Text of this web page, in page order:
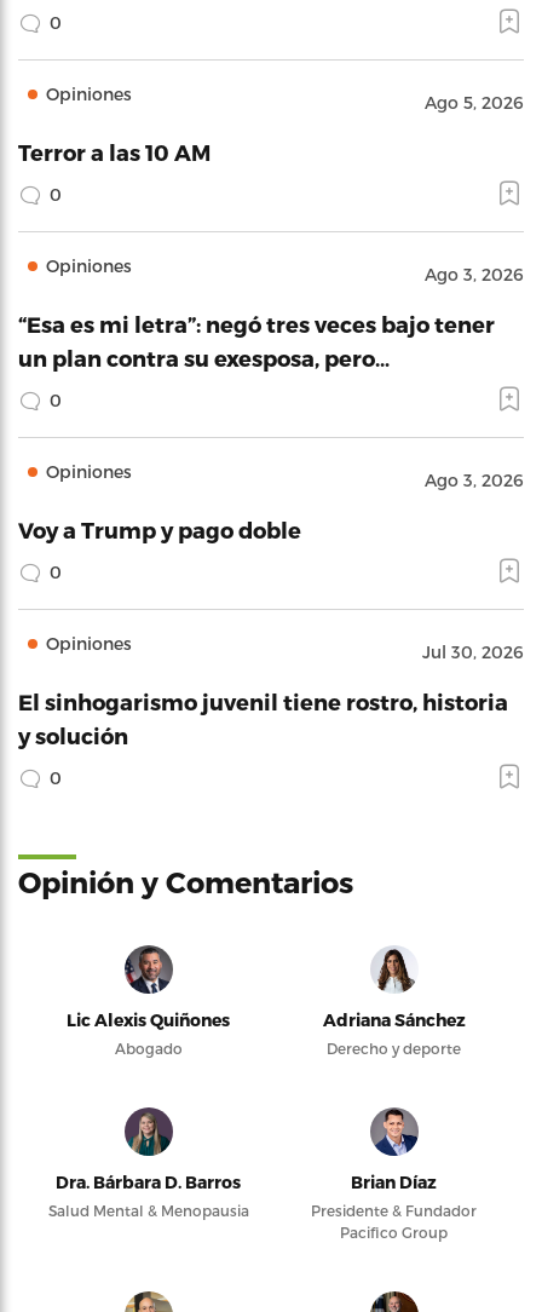
0
Opiniones Ago 5, 2026
Terror a las 10 AM
0
Opiniones Ago 3, 2026
“Esa es mi letra”: negó tres veces bajo tener
un plan contra su exesposa, pero…
0
Opiniones Ago 3, 2026
Voy a Trump y pago doble
0
Opiniones Jul 30, 2026
El sinhogarismo juvenil tiene rostro, historia
y solución
0
Opinión y Comentarios
Lic Alexis Quiñones
Abogado
Adriana Sánchez
Derecho y deporte
Dra. Bárbara D. Barros
Salud Mental & Menopausia
Brian Díaz
Presidente & Fundador
Pacifico Group